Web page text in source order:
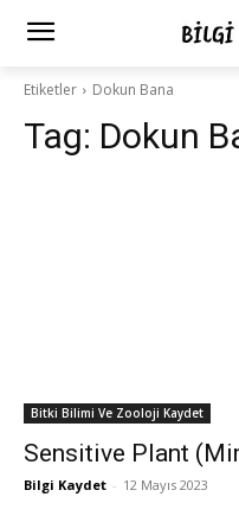
Etiketler Dokun Bana
Tag: Dokun
Bitki Bilimi Ve Zooloji Kaydet
Sensitive Plant
Bilgi Kaydet - 12 Mayıs 2023